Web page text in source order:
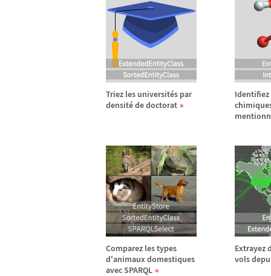
Triez les universités par
densitéde doctorat
mentionn
Comparez les types
d'animaux domestiques
avec SPARQL
Extrayez
vols